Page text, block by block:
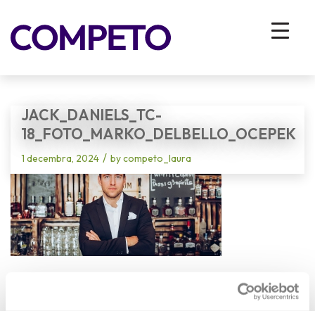
You are here: Home Vhodna stran
/
Od uspešnosti k odličnosti: Vse se začne v nas samih
JACK_DANIELS_TC-
18_FOTO_MARKO_DELBELLO_OCEPEK
1 decembra, 2024 / bycompeto_laura